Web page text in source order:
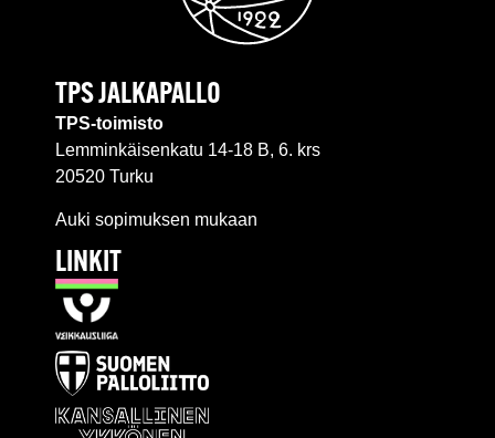
TPS JALKAPALLO
TPS-toimisto
Lemminkäisenkatu 14-18 B, 6. krs
20520 Turku
Auki sopimuksen mukaan
LINKIT